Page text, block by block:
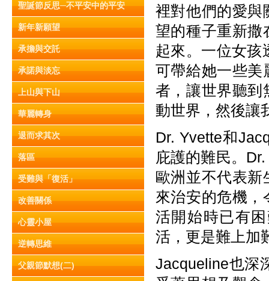
聖誕節反思─不平安中的平安
新年新願望
承擔與交託
承諾與淡忘
上山與下山
華麗轉身
退而求其次
落區
受難與「復活」
改善關係
心靈小屋
逆轉思維
父親節默想(二)
裡對他們的愛與
望的種子重新撒
起來。一位女孩
可帶給她一些美
者，讓世界聽到
動世界，然後讓
Dr. Yvette和
庇護的難民。
歐洲並不代表新
來治安的危機，
活開始時已有
活，更是難上加
Jacqueline也深